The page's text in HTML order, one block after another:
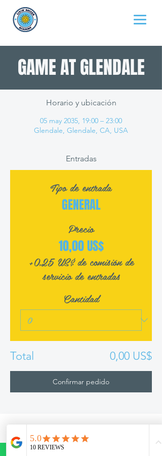
GAME AT GLENDALE
Horario y ubicación
05 may 2035, 19:00 – 23:00
Glendale, Glendale, CA, USA
Entradas
Tipo de entrada
GENERAL
Precio
10,00 US$
+0,25 US$ de comisión de
servicio de entradas
Cantidad
Total 0,00 US$
Confirmar pedido